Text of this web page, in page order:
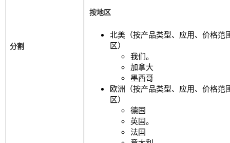
分割
按地区
北美（按产品类型、应用、价格范
区）
我们。
加拿大
墨西哥
欧洲（按产品类型、应用、价格范
区）
德国
英国。
法国